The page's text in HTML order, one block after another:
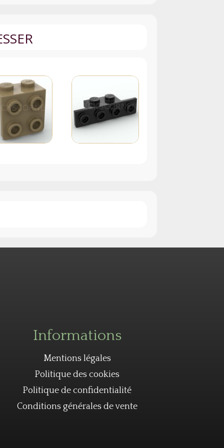
Informations
Mentions légales
Politique des cookies
Politique de confidentialité
Conditions générales de vente